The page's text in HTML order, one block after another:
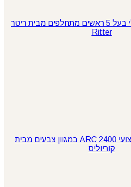
מייבש שיער חשמלי בעל 5 ראשים מתחלפים מבית ריטר
Ritter
מחליק C3 ופן מקצועי ARC 2400 במגוון צבעים מבית
קוריוליס